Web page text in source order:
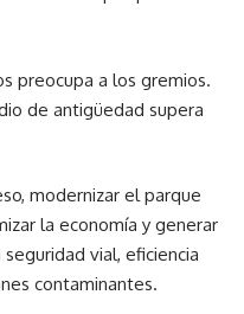
preocupa a los gremios.
de antigüedad supera
modernizar el parque
la economía y generar
vial, eficiencia
contaminantes.